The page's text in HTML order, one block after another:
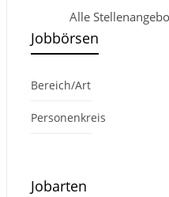
Alle
Jobbörsen
Bereich/Art
Personenkreis
Jobarten